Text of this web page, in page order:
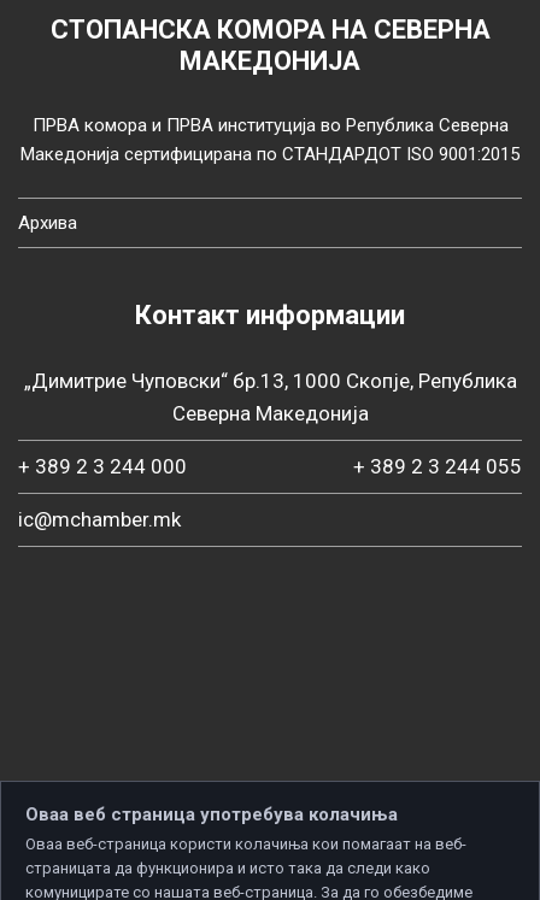
СТОПАНСКА КОМОРА НА СЕВЕРНА
МАКЕДОНИЈА
ПРВА комора и ПРВА институција во Република Северна
Македонија сертифицирана по СТАНДАРДОТ ISO 9001:2015
Архива
Контакт информации
„Димитрие Чуповски“ бр.13, 1000 Скопје, Република
Северна Македонија
+ 389 2 3 244 000 + 389 2 3 244 055
ic@mchamber.mk
Оваа веб страница употребува колачиња
Оваа веб-страница користи колачиња кои помагаат на веб-
страницата да функционира и исто така да следи како
комуницирате со нашата веб-страница. За да го обезбедиме